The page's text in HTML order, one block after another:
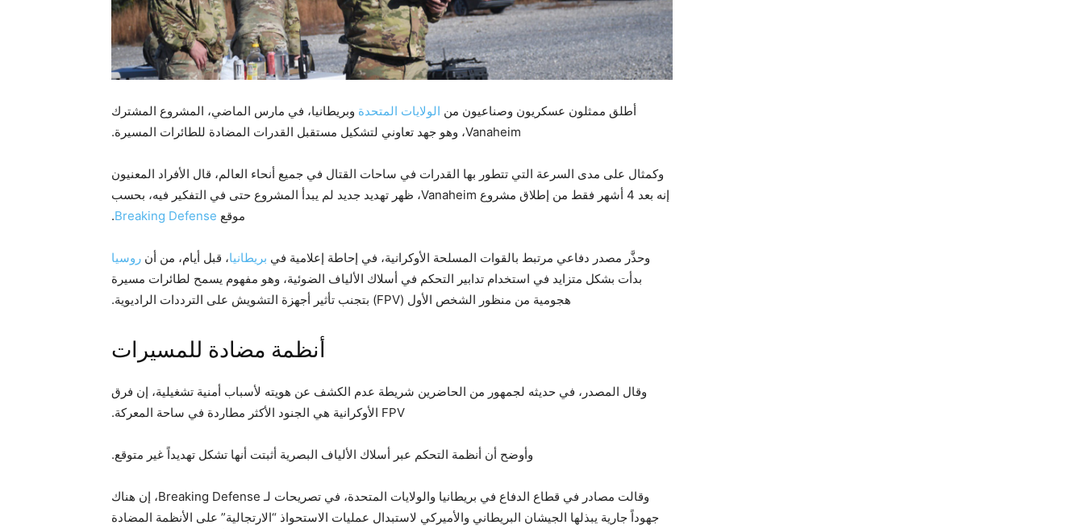
أطلق ممثلون عسكريون وصناعيون من الولايات المتحدة وبريطانيا، في مارس الماضي، المشروع المشترك
Vanaheim، وهو جهد تعاوني لتشكيل مستقبل القدرات المضادة للطائرات المسيرة.
وكمثال على مدى السرعة التي تتطور بها القدرات في ساحات القتال في جميع أنحاء العالم، قال الأفراد المعنيون
إنه بعد 4 أشهر فقط من إطلاق مشروع Vanaheim، ظهر تهديد جديد لم يبدأ المشروع حتى في التفكير فيه، بحسب
موقع Breaking Defense
.
وحذَّر مصدر دفاعي مرتبط بالقوات المسلحة الأوكرانية، في إحاطة إعلامية في بريطانيا، قبل أيام، من أن روسيا
بدأت بشكل متزايد في استخدام تدابير التحكم في أسلاك الألياف الضوئية، وهو مفهوم يسمح لطائرات مسيرة
هجومية من منظور الشخص الأول (FPV) بتجنب تأثير أجهزة التشويش على الترددات الراديوية.
أنظمة مضادة للمسيرات
وقال المصدر، في حديثه لجمهور من الحاضرين شريطة عدم الكشف عن هويته لأسباب أمنية تشغيلية، إن فرق
FPV الأوكرانية هي الجنود الأكثر مطاردة في ساحة المعركة.
وأوضح أن أنظمة التحكم عبر أسلاك الألياف البصرية أثبتت أنها تشكل تهديداً غير متوقع.
وقالت مصادر في قطاع الدفاع في بريطانيا والولايات المتحدة، في تصريحات لـ Breaking Defense، إن هناك
جهوداً جارية يبذلها الجيشان البريطاني والأميركي لاستبدال عمليات الاستحواذ “الارتجالية” على الأنظمة المضادة